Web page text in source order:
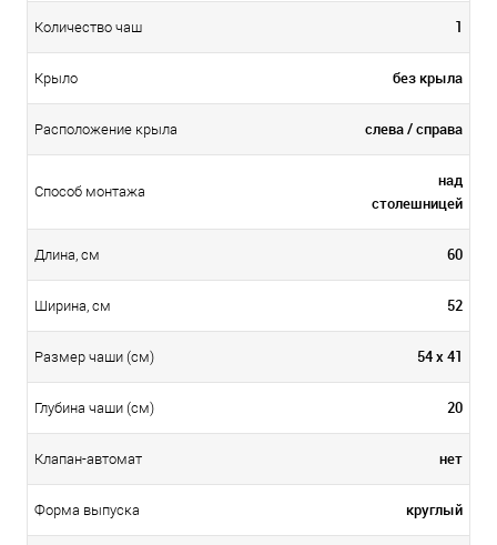
Количество чаш 1
Крыло без крыла
Расположение крыла слева / справа
Способ монтажа
над
столешницей
Длина, см 60
Ширина, см 52
Размер чаши (см) 54 х 41
Глубина чаши (см) 20
Клапан-автомат нет
Форма выпуска круглый